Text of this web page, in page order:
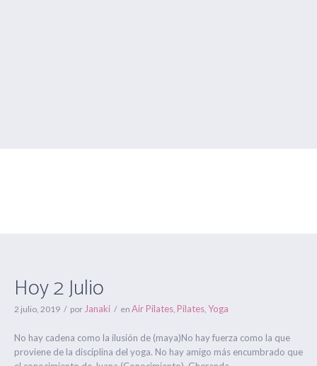
Hoy 2 Julio
2 julio, 2019 por Janaki en Air Pilates, Pilates, Yoga
No hay cadena como la ilusión de (maya)No hay fuerza como la que
proviene de la disciplina del yoga. No hay amigo más encumbrado que